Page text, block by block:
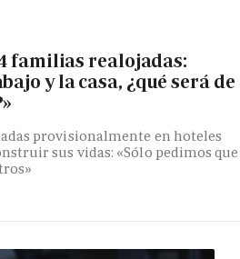
familias realojadas:
y la casa, ¿qué será de
provisionalmente en hoteles
sus vidas: «Sólo pedimos que